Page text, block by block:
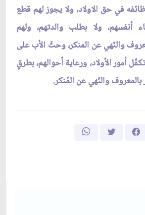
في حق الاولاد، ولا يجوز لهم قطع
أنفسهم، ولا بطلب والدتهم، ولهم
والنّهي عن المنكر، وحثّ الأب على
أمور الأولاد، ورعاية أحوالهم، بطرقٍ
والنّهي عن المُنكر.